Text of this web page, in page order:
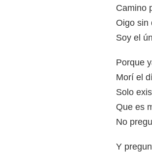
Camino
Oigo sin
Soy el
Porque
Morí el
Solo
Que es
No
Y